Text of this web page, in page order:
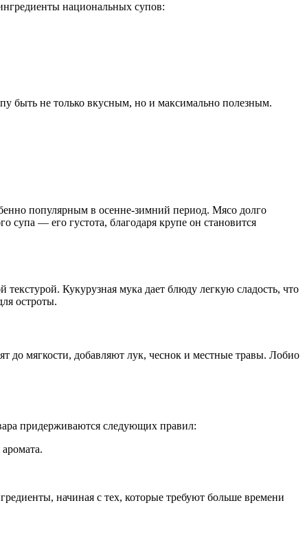
национальных супов:
быть не только вкусным, но и максимально полезным.
популярным в осенне-зимний период. Мясо долго
— его густота, благодаря крупе он становится
Кукурузная мука дает блюду легкую сладость, что
остроты.
до мягкости, добавляют лук, чеснок и местные травы. Лобио
придерживаются следующих правил:
начиная с тех, которые требуют больше времени